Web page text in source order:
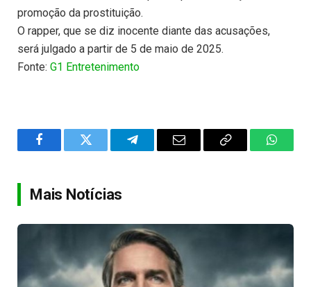
promoção da prostituição.
O rapper, que se diz inocente diante das acusações,
será julgado a partir de 5 de maio de 2025.
Fonte: G1 Entretenimento
FacebookTwitter TelegramEmail
Copy
Mais Notícias